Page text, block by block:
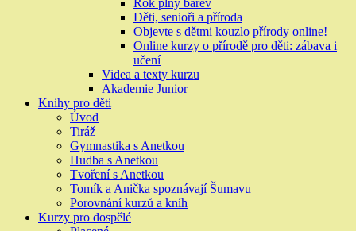
Děti, senioři a příroda
Objevte s dětmi kouzlo přírody online!
Online kurzy o přírodě pro děti: zábava i
učení
Videa a texty kurzu
Akademie Junior
Knihy pro děti
Úvod
Tiráž
Gymnastika s Anetkou
Hudba s Anetkou
Tvoření s Anetkou
Tomík a Anička spoznávají Šumavu
Porovnání kurzů a kníh
Kurzy pro dospělé